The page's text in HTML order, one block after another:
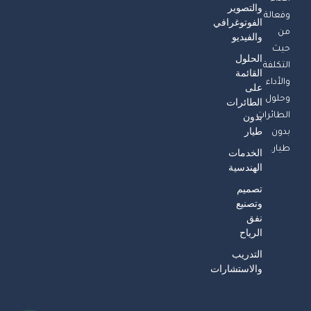
وفعالة
من
حيث
التكلفة
والأداء
وحلول
الطائرات
بدون
طيار.
والتصوير
الفوتوغرافي
والفيديو
الحلول
القائمة
على
الطائرات
بدون
طيار
الخدمات
الهندسية
تصميم
وتصنيع
نفق
الرياح
التدريب
والاستشارات